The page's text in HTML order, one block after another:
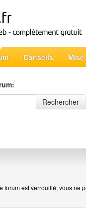
Conseils Mise
Rechercher
forum est verrouillé; vous ne